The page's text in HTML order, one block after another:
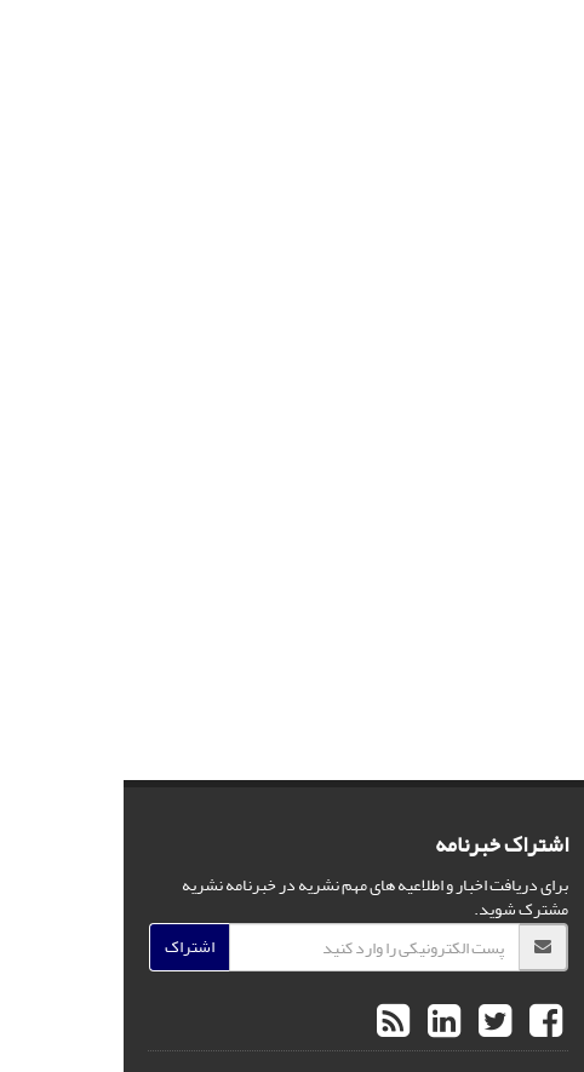
اشتراک خبرنامه
برای دریافت اخبار و اطلاعیه های مهم نشریه در خبرنامه نشریه
مشترک شوید.
اشتراک